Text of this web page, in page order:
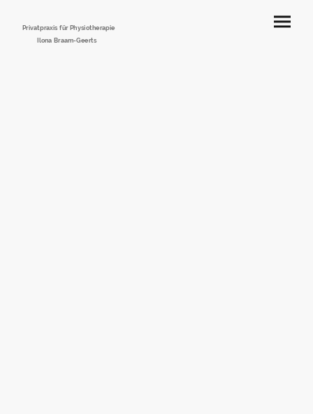
Privatpraxis für Physiotherapie
Ilona Braam-Geerts